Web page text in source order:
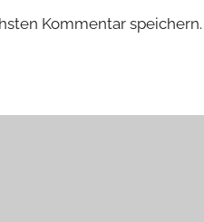
Kommentar speichern.